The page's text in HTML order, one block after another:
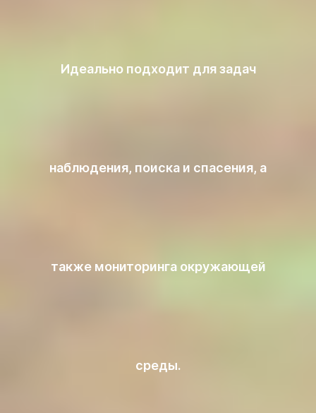
Идеально подходит для задач
наблюдения, поиска и спасения, а
также мониторинга окружающей
среды.